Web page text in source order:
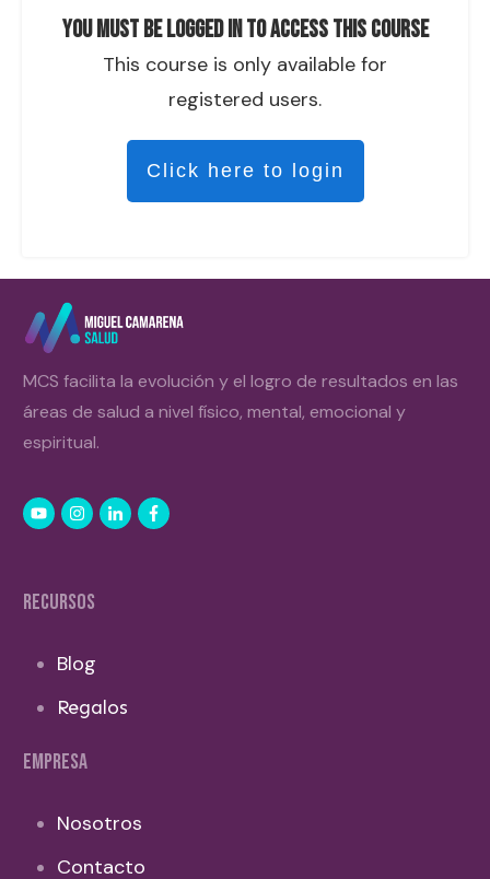
You must be logged in to access this course
This course is only available for
registered users.
Click here to login
MCS facilita la evolución y el logro de resultados en las
áreas de salud a nivel físico, mental, emocional y
espiritual.
RECURSOS
Blog
Regalos
EMPRESA
Nosotros
Contacto